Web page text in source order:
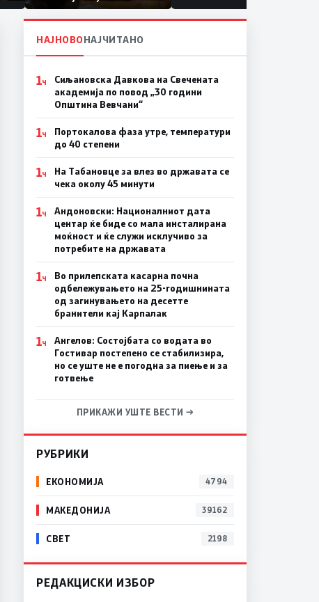
првачиња помалку
НАЈНОВОНАЈЧИТАНО
1Ч
Сиљановска Давкова на Свечената
академија по повод „30 години
Општина Вевчани“
1Ч
Портокалова фаза утре, температури
до 40 степени
1Ч
На Табановце за влез во државата се
чека околу 45 минути
1Ч
Андоновски: Националниот дата
центар ќе биде со мала инсталирана
моќност и ќе служи исклучиво за
потребите на државата
1Ч
Во прилепската касарна почна
одбележувањето на 25-годишнината
од загинувањето на десетте
бранители кај Карпалак
1Ч
Ангелов: Состојбата со водата во
Гостивар постепено се стабилизира,
но се уште не е погодна за пиење и за
готвење
ПРИКАЖИ УШТЕ ВЕСТИ →
РУБРИКИ
ЕКОНОМИЈА 4794
МАКЕДОНИЈА 39162
СВЕТ 2198
РЕДАКЦИСКИ ИЗБОР